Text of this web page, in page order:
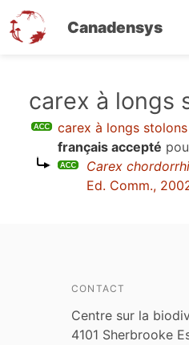
Canadensys
contenu
carex à longs
carex à longs stolons
français accepté
Carex
Ed. Comm.,
CONTACT
Centre sur la
4101 Sherbrooke